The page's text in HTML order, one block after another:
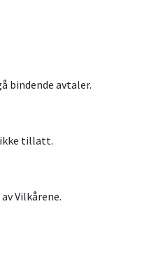
bindende avtaler.
ikke tillatt.
Vilkårene.